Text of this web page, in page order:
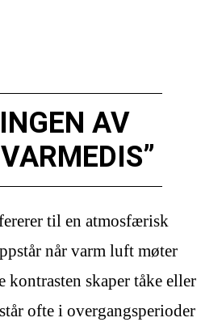
AV
til en atmosfærisk
når varm luft møter
kontrasten skaper tåke eller
ofte i overgangsperioder